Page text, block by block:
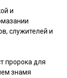
и
служителей и
пророка для
знамя